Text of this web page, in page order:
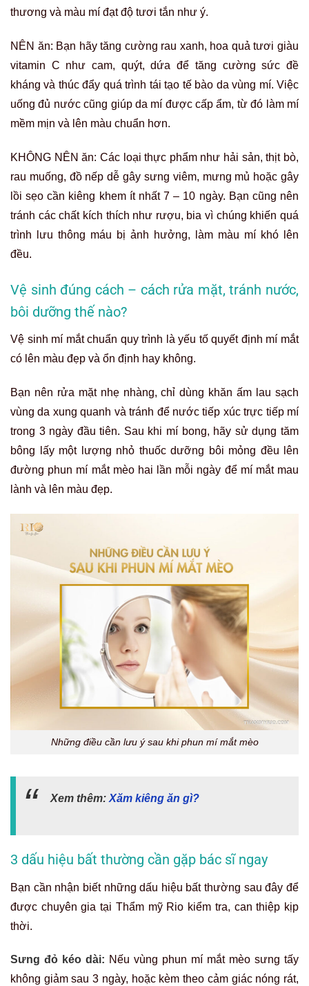
thương và màu mí đạt độ tươi tắn như ý.
NÊN ăn: Bạn hãy tăng cường rau xanh, hoa quả tươi giàu
vitamin C như cam, quýt, dứa để tăng cường sức đề
kháng và thúc đẩy quá trình tái tạo tế bào da vùng mí. Việc
uống đủ nước cũng giúp da mí được cấp ẩm, từ đó làm mí
mềm mịn và lên màu chuẩn hơn.
KHÔNG NÊN ăn: Các loại thực phẩm như hải sản, thịt bò,
rau muống, đồ nếp dễ gây sưng viêm, mưng mủ hoặc gây
lồi sẹo cần kiêng khem ít nhất 7 – 10 ngày. Bạn cũng nên
tránh các chất kích thích như rượu, bia vì chúng khiến quá
trình lưu thông máu bị ảnh hưởng, làm màu mí khó lên
đều.
Vệ sinh đúng cách – cách rửa mặt, tránh nước,
bôi dưỡng thế nào?
Vệ sinh mí mắt chuẩn quy trình là yếu tố quyết định mí mắt
có lên màu đẹp và ổn định hay không.
Bạn nên rửa mặt nhẹ nhàng, chỉ dùng khăn ấm lau sạch
vùng da xung quanh và tránh để nước tiếp xúc trực tiếp mí
trong 3 ngày đầu tiên. Sau khi mí bong, hãy sử dụng tăm
bông lấy một lượng nhỏ thuốc dưỡng bôi mỏng đều lên
đường phun mí mắt mèo hai lần mỗi ngày để mí mắt mau
lành và lên màu đẹp.
Những điều cần lưu ý sau khi phun mí mắt mèo
Xem thêm: Xăm kiêng ăn gì?
3 dấu hiệu bất thường cần gặp bác sĩ ngay
Bạn cần nhận biết những dấu hiệu bất thường sau đây để
được chuyên gia tại Thẩm mỹ Rio kiểm tra, can thiệp kịp
thời.
Sưng đỏ kéo dài: Nếu vùng phun mí mắt mèo sưng tấy
không giảm sau 3 ngày, hoặc kèm theo cảm giác nóng rát,